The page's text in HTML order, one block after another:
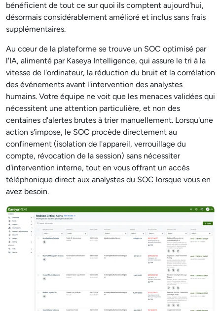
bénéficient de tout ce sur quoi ils comptent aujourd'hui,
désormais considérablement amélioré et inclus sans frais
supplémentaires.
Au cœur de la plateforme se trouve un SOC optimisé par
l'IA, alimenté par Kaseya Intelligence, qui assure le tri à la
vitesse de l'ordinateur, la réduction du bruit et la corrélation
des événements avant l'intervention des analystes
humains. Votre équipe ne voit que les menaces validées qui
nécessitent une attention particulière, et non des
centaines d'alertes brutes à trier manuellement. Lorsqu'une
action s'impose, le SOC procède directement au
confinement (isolation de l'appareil, verrouillage du
compte, révocation de la session) sans nécessiter
d'intervention interne, tout en vous offrant un accès
téléphonique direct aux analystes du SOC lorsque vous en
avez besoin.